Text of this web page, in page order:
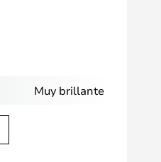
Muy brillante